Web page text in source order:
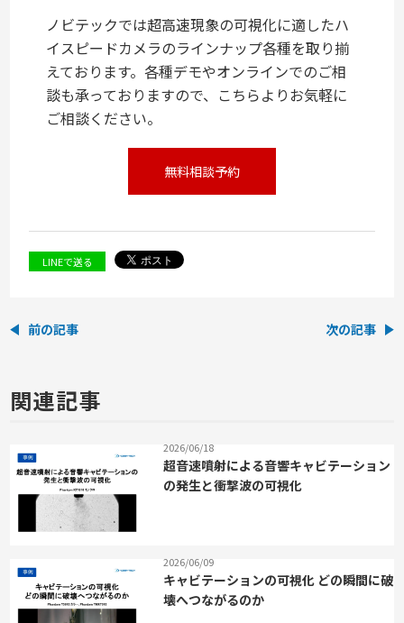
ノビテックでは超高速現象の可視化に適したハ
イスピードカメラのラインナップ各種を取り揃
えております。各種デモやオンラインでのご相
談も承っておりますので、こちらよりお気軽に
ご相談ください。
無料相談予約
LINEで送る
前の記事 次の記事
関連記事
2026/06/18
超音速噴射による音響キャビテーション
の発生と衝撃波の可視化
2026/06/09
キャビテーションの可視化 どの瞬間に破
壊へつながるのか